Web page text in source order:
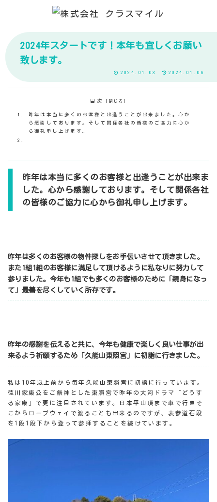
2024年スタートです！本年も宜しくお願い
致します。
2024.01.03 2024.01.06
目次
昨年は本当に多くのお客様と出逢うことが出来ました。心か
ら感謝しております。そして関係各社の皆様のご協力に心か
ら御礼申し上げます。
昨年は本当に多くのお客様と出逢うことが出来ま
した。心から感謝しております。そして関係各社
の皆様のご協力に心から御礼申し上げます。
昨年は多くのお客様の物件探しをお手伝いさせて頂きました。
また1組1組のお客様に満足して頂けるように私なりに努力して
参りました。今年も1組でも多くのお客様のために「親身になっ
て」最善を尽くしていく所存です。
昨年の感謝を伝えると共に、今年も健康で楽しく良い仕事が出
来るよう祈願するため「久能山東照宮」に初詣に行きました。
私は10年以上前から毎年久能山東照宮に初詣に行っています。
徳川家康公をご祭神とした東照宮で昨年の大河ドラマ「どうす
る家康」で更に注目されています。日本平山頂まで車で行きそ
こからロープウェイで渡ることも出来るのですが、表参道石段
を1段1段下から登って参拝することを続けています。